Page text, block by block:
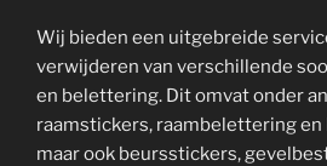
Wij bieden een uitgebreide
verwijderen van verschillende
en belettering. Dit omvat onder
raamstickers, raambelettering
maar ook beursstickers,